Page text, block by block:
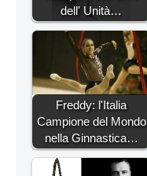
dell' Unità…
Freddy: l'Italia
Campione del Mondo
nella Ginnastica…